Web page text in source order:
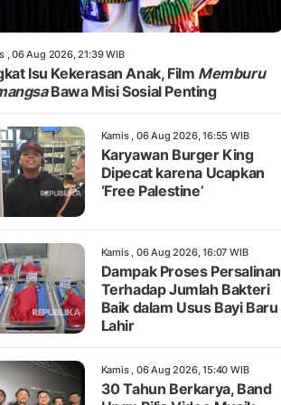
, 06 Aug 2026, 21:39 WIB
Isu Kekerasan Anak, Film Memburu
Bawa Misi Sosial Penting
Kamis , 06 Aug 2026, 16:55 WIB
Karyawan Burger King
Dipecat karena Ucapkan
‘Free Palestine’
Kamis , 06 Aug 2026, 16:07 WIB
Dampak Proses Persalinan
Terhadap Jumlah Bakteri
Baik dalam Usus Bayi Baru
Lahir
Kamis , 06 Aug 2026, 15:40 WIB
30 Tahun Berkarya, Band